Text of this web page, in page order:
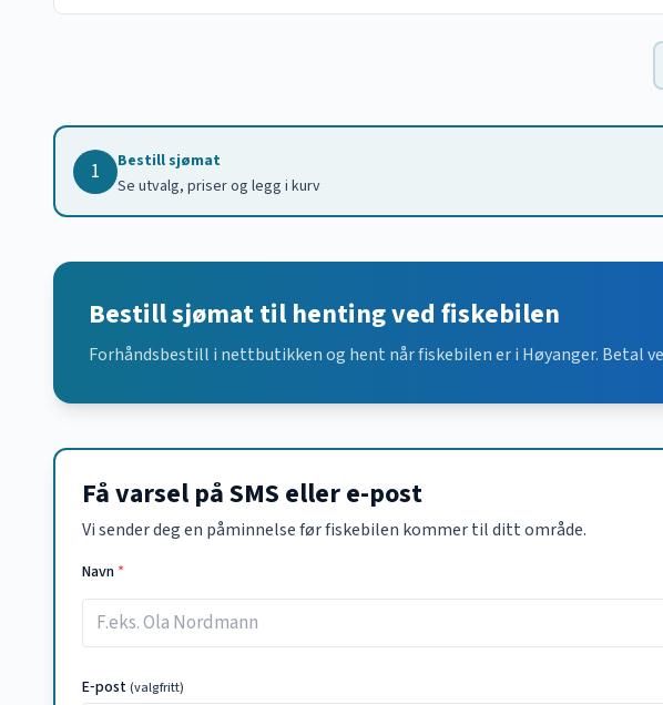
1
Bestill sjømat
Se utvalg, priser og legg i kurv
Bestill sjømat til henting ved fiskebilen
Forhåndsbestill i nettbutikken og hent når fiskebilen er i Høyanger. Betal
Få varsel på SMS eller e-post
Vi sender deg en påminnelse før fiskebilen kommer til ditt område.
Navn *
E‑post (valgfritt)